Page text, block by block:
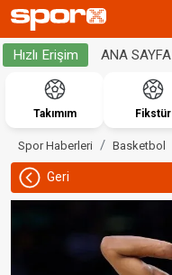
Hızlı Erişim ANA SAYFA
Takımım Fikstür
Spor Haberleri Basketbol
Geri